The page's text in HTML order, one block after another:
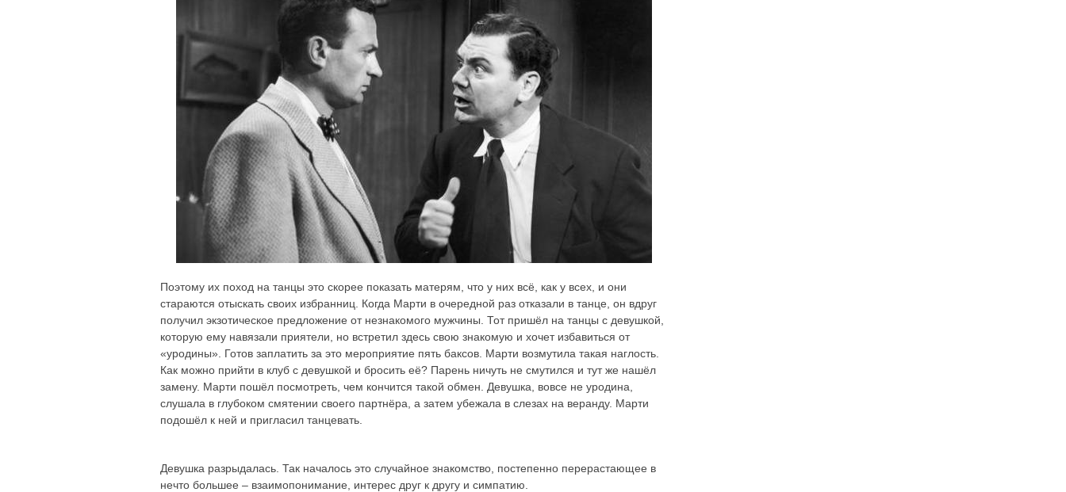
Поэтому их поход на танцы это скорее показать матерям, что у них всё, как у всех, и они
стараются отыскать своих избранниц. Когда Марти в очередной раз отказали в танце, он вдруг
получил экзотическое предложение от незнакомого мужчины. Тот пришёл на танцы с девушкой,
которую ему навязали приятели, но встретил здесь свою знакомую и хочет избавиться от
«уродины». Готов заплатить за это мероприятие пять баксов. Марти возмутила такая наглость.
Как можно прийти в клуб с девушкой и бросить её? Парень ничуть не смутился и тут же нашёл
замену. Марти пошёл посмотреть, чем кончится такой обмен. Девушка, вовсе не уродина,
слушала в глубоком смятении своего партнёра, а затем убежала в слезах на веранду. Марти
подошёл к ней и пригласил танцевать.
Девушка разрыдалась. Так началось это случайное знакомство, постепенно перерастающее в
нечто большее – взаимопонимание, интерес друг к другу и симпатию.